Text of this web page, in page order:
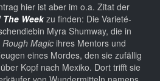
hier ist aber im o.a. Zitat der
Week zu finden: Die Varieté-
Myra Shumway, die in
Rough Magic ihres Mentors und
eines Mordes, den sie zufällig
Kopf nach Mexiko. Dort trifft sie